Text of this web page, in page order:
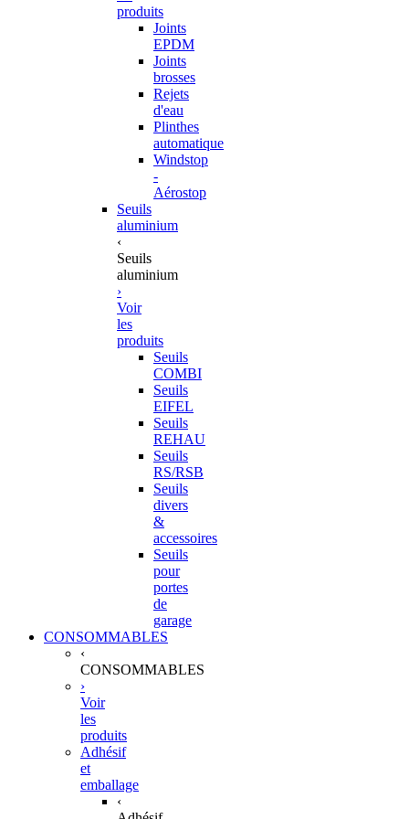
produits
Joints
EPDM
Joints
brosses
Rejets
d'eau
Plinthes
automatique
Windstop
-
Aérostop
Seuils
aluminium
‹
Seuils
aluminium
›
Voir
les
produits
Seuils
COMBI
Seuils
EIFEL
Seuils
REHAU
Seuils
RS/RSB
Seuils
divers
&
accessoires
Seuils
pour
portes
de
garage
CONSOMMABLES
‹
CONSOMMABLES
›
Voir
les
produits
Adhésif
et
emballage
‹